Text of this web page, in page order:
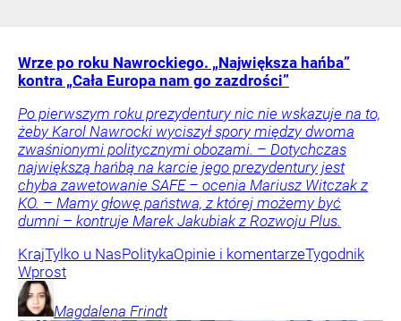
Wrze po roku Nawrockiego. „Największa hańba”
kontra „Cała Europa nam go zazdrości”
Po pierwszym roku prezydentury nic nie wskazuje na to,
żeby Karol Nawrocki wyciszył spory między dwoma
zwaśnionymi politycznymi obozami. – Dotychczas
największą hańbą na karcie jego prezydentury jest
chyba zawetowanie SAFE – ocenia Mariusz Witczak z
KO. – Mamy głowę państwa, z której możemy być
dumni – kontruje Marek Jakubiak z Rozwoju Plus.
KrajTylko u NasPolitykaOpinie i komentarzeTygodnik
Wprost
Magdalena Frindt